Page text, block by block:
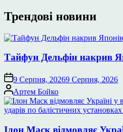
Трендові новини
Тайфун Дельфін накрив
9 Серпня, 20269 Серпня, 2026
Опубліковано
Артем Бойко
Ілон Маск відмовляє